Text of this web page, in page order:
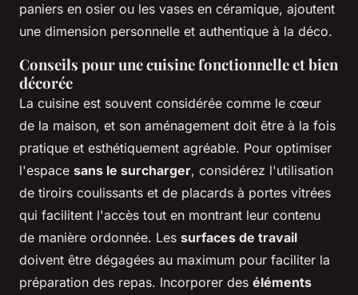
paniers en osier ou les vases en céramique, ajoutent
une dimension personnelle et authentique à la déco.
Conseils pour une cuisine fonctionnelle et bien
décorée
La cuisine est souvent considérée comme le cœur
de la maison, et son aménagement doit être à la fois
pratique et esthétiquement agréable. Pour optimiser
l'espace sans le surcharger, considérez l'utilisation
de tiroirs coulissants et de placards à portes vitrées
qui facilitent l'accès tout en montrant leur contenu
de manière ordonnée. Les surfaces de travail
doivent être dégagées au maximum pour faciliter la
préparation des repas. Incorporer des éléments